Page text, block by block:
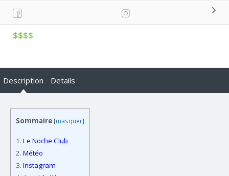
$$$$
Description Details
Sommaire [masquer]
1. Le Noche Club
2. Météo
3. Instagram